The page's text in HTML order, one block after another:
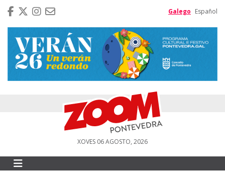
Galego Español
XOVES 06 AGOSTO, 2026